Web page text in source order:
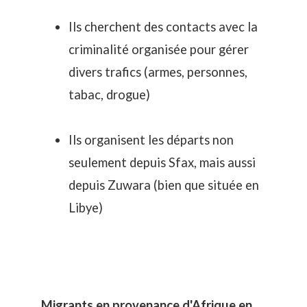
Ils cherchent des contacts avec la
criminalité organisée pour gérer
divers trafics (armes, personnes,
tabac, drogue)
Ils organisent les départs non
seulement depuis Sfax, mais aussi
depuis Zuwara (bien que située en
Libye)